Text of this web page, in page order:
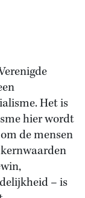
Het is
hier wordt
de mensen
– is